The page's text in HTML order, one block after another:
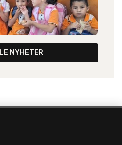
nytt brev, både fra henne
i Peru.
NYHETER